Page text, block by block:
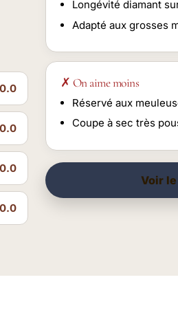
0.0
0.0
0.0
0.0
Longévité diamant
Adapté aux grosses
✗ On aime moins
Réservé aux
Coupe à sec très
Voir